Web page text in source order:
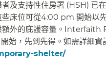
及支持性住房署 (HSH) 已
床位可從4:00 pm 開始以
額外的庇護容量。
始，先到先得。如需詳細資
shelter/​​